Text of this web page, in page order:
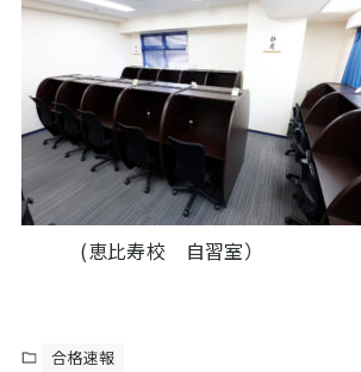
(恵比寿校 自習室）
合格速報